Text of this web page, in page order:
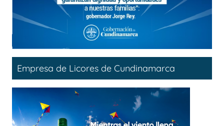
Empresa de Licores de Cundinamarca